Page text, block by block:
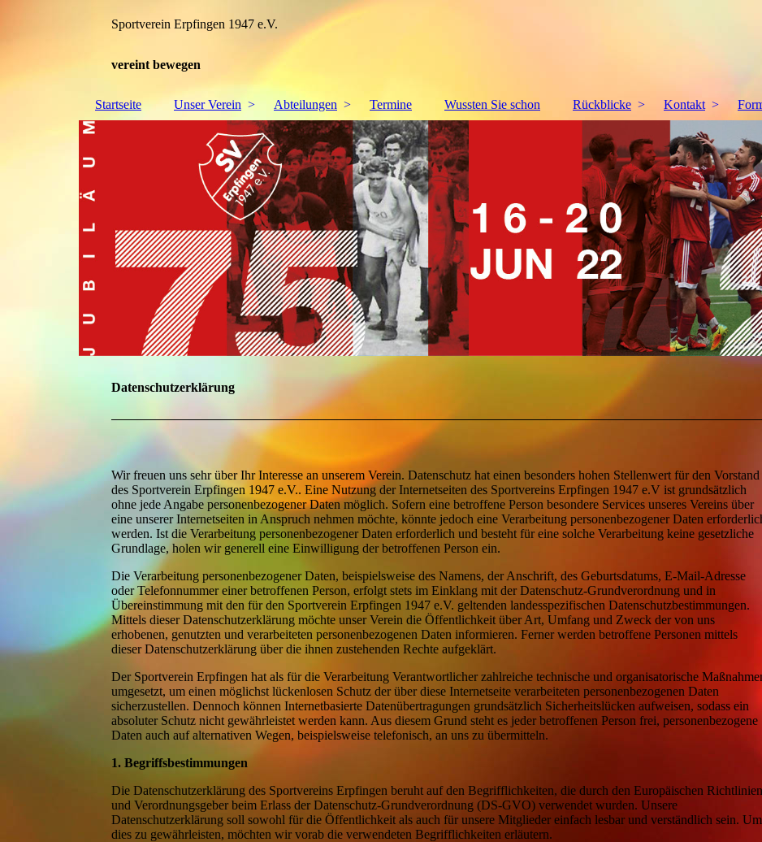
Sportverein Erpfingen 1947 e.V.
vereint bewegen
Startseite Unser Verein Abteilungen Termine Wussten Sie schon Rückblicke Kontakt
Datenschutzerklärung
Wir freuen uns sehr über Ihr Interesse an unserem Verein. Datenschutz hat einen besonders hohen Stellenwert für den Vorstand
des Sportverein Erpfingen 1947 e.V.. Eine Nutzung der Internetseiten des Sportvereins Erpfingen 1947 e.V ist grundsätzlich
ohne jede Angabe personenbezogener Daten möglich. Sofern eine betroffene Person besondere Services unseres Vereins über
eine unserer Internetseiten in Anspruch nehmen möchte, könnte jedoch eine Verarbeitung personenbezogener Daten
werden. Ist die Verarbeitung personenbezogener Daten erforderlich und besteht für eine solche Verarbeitung keine gesetzliche
Grundlage, holen wir generell eine Einwilligung der betroffenen Person ein.
Die Verarbeitung personenbezogener Daten, beispielsweise des Namens, der Anschrift, des Geburtsdatums, E-Mail-Adresse
oder Telefonnummer einer betroffenen Person, erfolgt stets im Einklang mit der Datenschutz-Grundverordnung und in
Übereinstimmung mit den für den Sportverein Erpfingen 1947 e.V. geltenden landesspezifischen Datenschutzbestimmungen.
Mittels dieser Datenschutzerklärung möchte unser Verein die Öffentlichkeit über Art, Umfang und Zweck der von uns
erhobenen, genutzten und verarbeiteten personenbezogenen Daten informieren. Ferner werden betroffene Personen mittels
dieser Datenschutzerklärung über die ihnen zustehenden Rechte aufgeklärt.
Der Sportverein Erpfingen hat als für die Verarbeitung Verantwortlicher zahlreiche technische und organisatorische
umgesetzt, um einen möglichst lückenlosen Schutz der über diese Internetseite verarbeiteten personenbezogenen Daten
sicherzustellen. Dennoch können Internetbasierte Datenübertragungen grundsätzlich Sicherheitslücken aufweisen, sodass ein
absoluter Schutz nicht gewährleistet werden kann. Aus diesem Grund steht es jeder betroffenen Person frei, personenbezogene
Daten auch auf alternativen Wegen, beispielsweise telefonisch, an uns zu übermitteln.
1. Begriffsbestimmungen
Die Datenschutzerklärung des Sportvereins Erpfingen beruht auf den Begrifflichkeiten, die durch den Europäischen
und Verordnungsgeber beim Erlass der Datenschutz-Grundverordnung (DS-GVO) verwendet wurden. Unsere
Datenschutzerklärung soll sowohl für die Öffentlichkeit als auch für unsere Mitglieder einfach lesbar und verständlich sein. Um
dies zu gewährleisten, möchten wir vorab die verwendeten Begrifflichkeiten erläutern.